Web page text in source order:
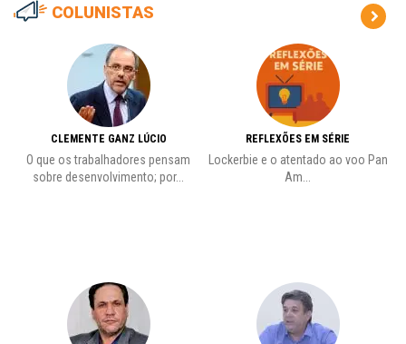
COLUNISTAS
CLEMENTE GANZ LÚCIO
O que os trabalhadores pensam
sobre desenvolvimento; por...
REFLEXÕES EM SÉRIE
Lockerbie e o atentado ao voo Pan
Am...